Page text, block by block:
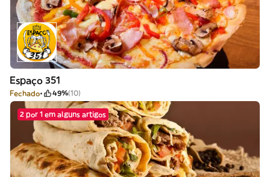
Espaço 351
Fechado 49%(10)
2 por 1 em alguns artigos